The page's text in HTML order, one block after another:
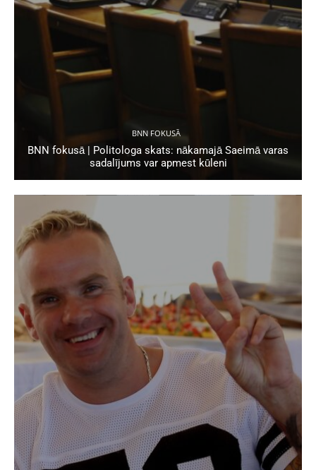
BNN FOKUSĀ
BNN fokusā | Politologa skats: nākamajā Saeimā varas
sadalījums var apmest kūleni